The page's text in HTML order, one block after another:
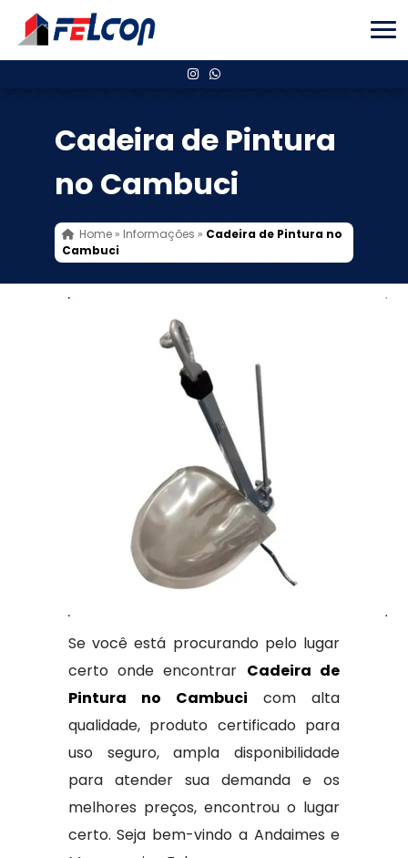
Cadeira de Pintura
no Cambuci
Home» Informações » Cadeira de Pintura no
Cambuci
Se você está procurando pelo lugar
certo onde encontrar Cadeira de
Pintura no Cambuci com alta
qualidade, produto certificado para
uso seguro, ampla disponibilidade
para atender sua demanda e os
melhores preços, encontrou o lugar
certo. Seja bem-vindo a Andaimes e